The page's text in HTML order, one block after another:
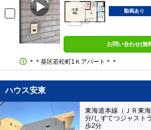
動画あり
お問い合わせ(無
＊＊葵区若松町1Ｋアパート＊＊
ハウス安東
東海道本線（ＪＲ東
分/しずてつジャスト
歩2分